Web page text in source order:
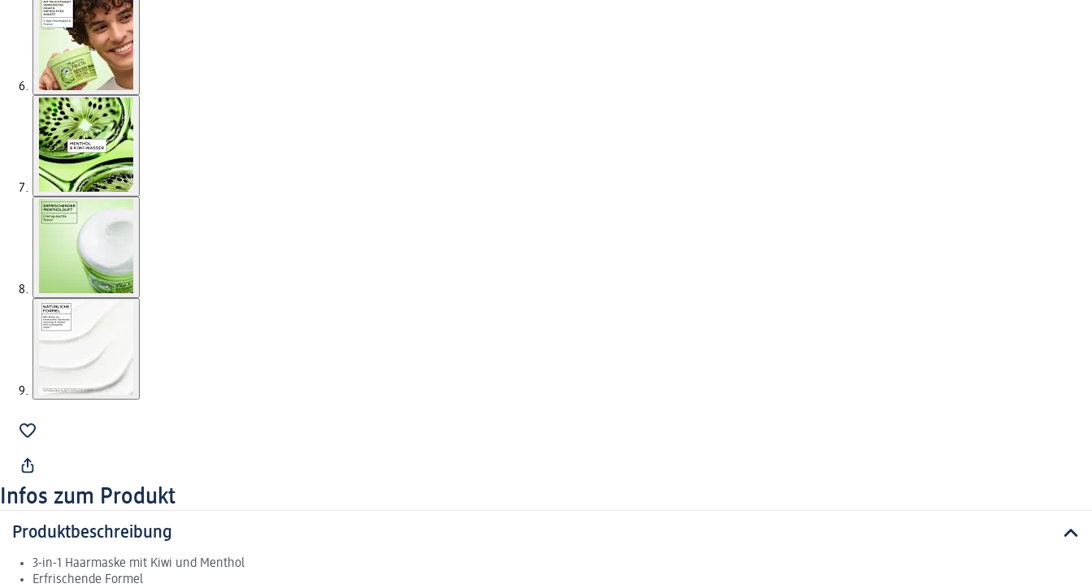
Infos zum Produkt
Produktbeschreibung
3-in-1 Haarmaske mit Kiwi und Menthol
Erfrischende Formel